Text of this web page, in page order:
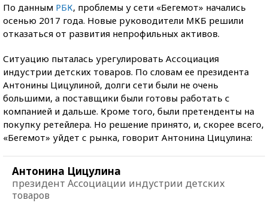
По данным РБК, проблемы у сети «Бегемот» начались
осенью 2017 года. Новые руководители МКБ решили
отказаться от развития непрофильных активов.
Ситуацию пыталась урегулировать Ассоциация
индустрии детских товаров. По словам ее президента
Антонины Цицулиной, долги сети были не очень
большими, а поставщики были готовы работать с
компанией и дальше. Кроме того, были претенденты на
покупку ретейлера. Но решение принято, и, скорее всего,
«Бегемот» уйдет с рынка, говорит Антонина Цицулина:
Антонина Цицулина
президент Ассоциации индустрии детских
товаров